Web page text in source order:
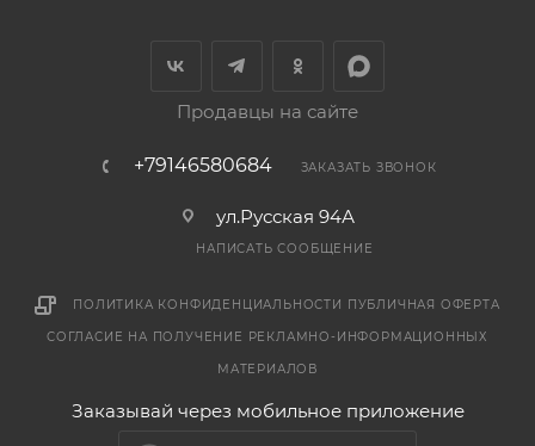
Продавцы на сайте
+79146580684 ЗАКАЗАТЬ ЗВОНОК
ул.Русская 94А
НАПИСАТЬ СООБЩЕНИЕ
ПОЛИТИКА КОНФИДЕНЦИАЛЬНОСТИ ПУБЛИЧНАЯ ОФЕРТА
СОГЛАСИЕ НА ПОЛУЧЕНИЕ РЕКЛАМНО-ИНФОРМАЦИОННЫХ
МАТЕРИАЛОВ
Заказывай через мобильное приложение